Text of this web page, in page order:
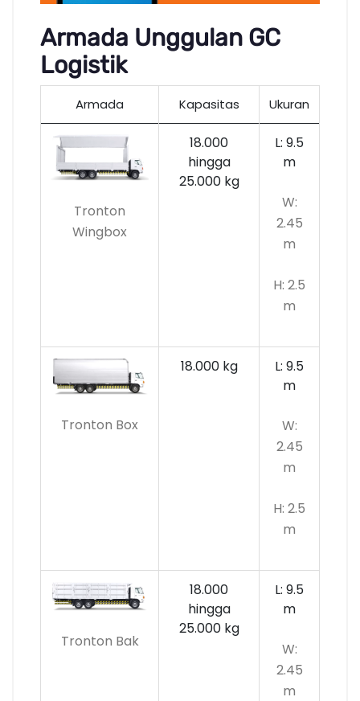
Armada Unggulan GC
Logistik
Armada Kapasitas Ukuran
Tronton
Wingbox
18.000
hingga
25.000 kg
L: 9.5
m
W:
2.45
m
H: 2.5
m
Tronton Box
18.000 kg
L: 9.5
m
W:
2.45
m
H: 2.5
m
Tronton Bak
18.000
hingga
25.000 kg
L: 9.5
m
W:
2.45
m